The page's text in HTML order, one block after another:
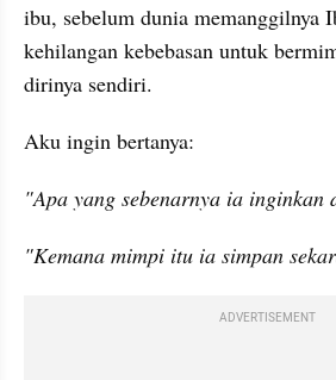
ibu, sebelum dunia memanggilnya
kehilangan kebebasan untuk
dirinya sendiri.
Aku ingin bertanya:
"Apa yang sebenarnya ia inginkan
"Kemana mimpi itu ia simpan
ADVERTISEMENT